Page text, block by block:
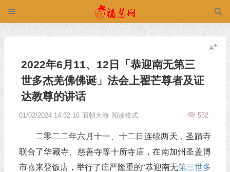
2022年6月11、12日「恭迎南无第三
世多杰羌佛佛诞」法会上翟芒尊者及证
达教尊的讲话
01/02/2024 14:52:16 面朝大海 552
阅读模式
二零二二年六月十一、十二日连续两天，圣蹟寺
联合了华藏寺、慈善寺等十所寺庙，在南加州圣盖博
市喜来登饭店，举行了庄严隆重的“恭迎南无第三世多